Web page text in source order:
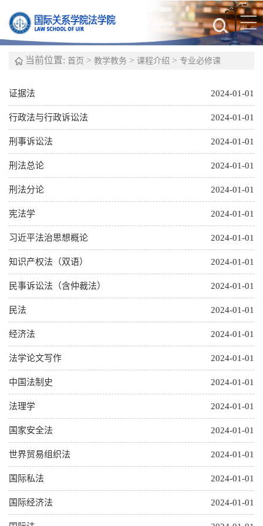
当前位置: 首页 > 教学教务 > 课程介绍 > 专业必修课
2024-01-01
证据法
2024-01-01
行政法与行政诉讼法
2024-01-01
刑事诉讼法
2024-01-01
刑法总论
2024-01-01
刑法分论
2024-01-01
宪法学
2024-01-01
习近平法治思想概论
2024-01-01
知识产权法（双语）
2024-01-01
民事诉讼法（含仲裁法）
2024-01-01
民法
2024-01-01
经济法
2024-01-01
法学论文写作
2024-01-01
中国法制史
2024-01-01
法理学
2024-01-01
国家安全法
2024-01-01
世界贸易组织法
2024-01-01
国际私法
2024-01-01
国际经济法